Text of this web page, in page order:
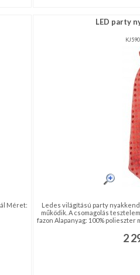
Méret:
LED party
Ledes világítású party
működik. A csomagolás
fazon Alapanyag: 100% polieszter
2